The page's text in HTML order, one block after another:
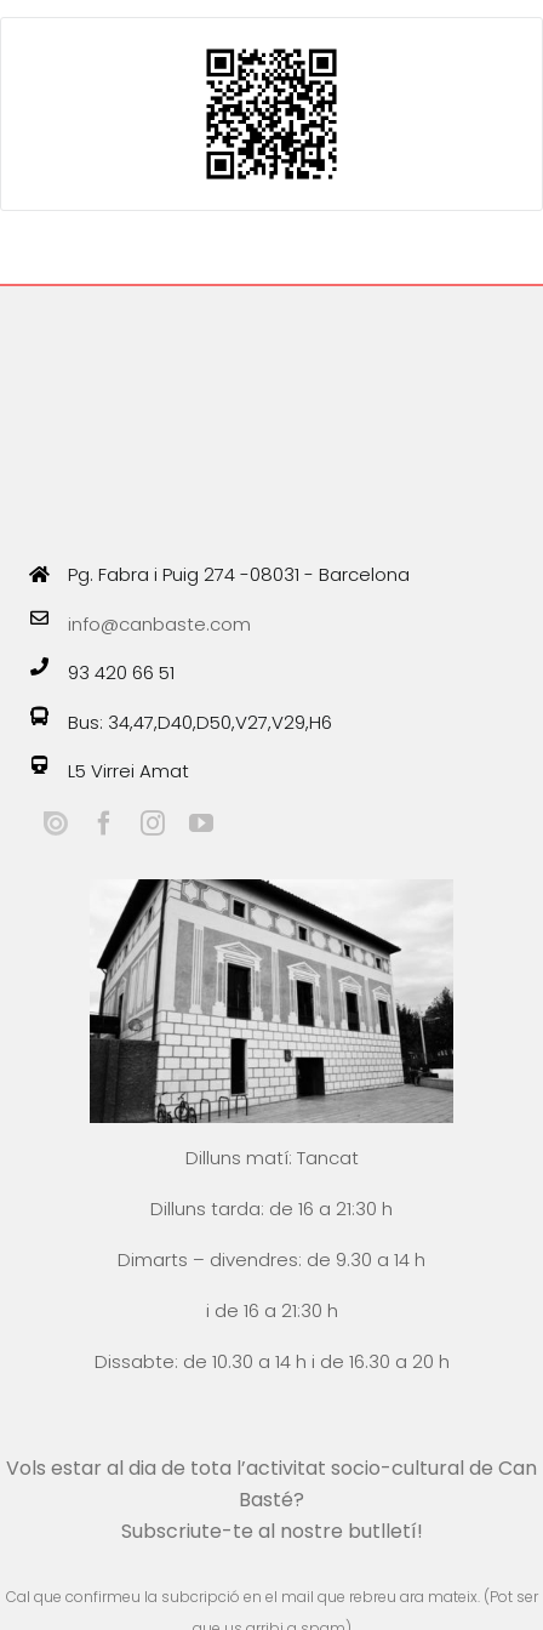
Pg. Fabra i Puig 274 -08031 - Barcelona
info@canbaste.com
93 420 66 51
Bus: 34,47,D40,D50,V27,V29,H6
L5 Virrei Amat
Dilluns matí: Tancat
Dilluns tarda: de 16 a 21:30 h
Dimarts – divendres: de 9.30 a 14 h
i de 16 a 21:30 h
Dissabte: de 10.30 a 14 h i de 16.30 a 20 h
Vols estar al dia de tota l’activitat socio-cultural de Can
Basté?
Subscriute-te al nostre butlletí!
Cal que confirmeu la subcripció en el mail que rebreu ara mateix. (Pot ser